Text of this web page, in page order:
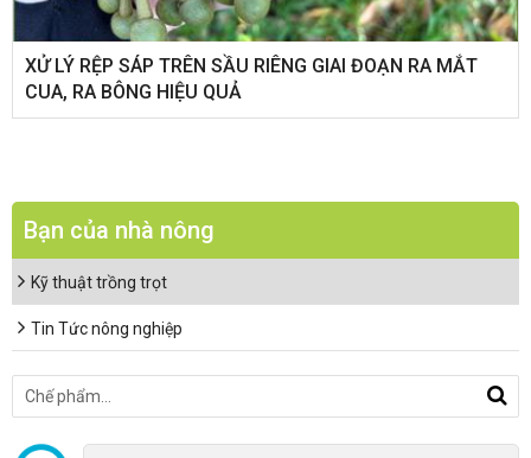
XỬ LÝ RỆP SÁP TRÊN SẦU RIÊNG GIAI ĐOẠN RA MẮT
CUA, RA BÔNG HIỆU QUẢ
Bạn của nhà nông
Kỹ thuật trồng trọt
Tin Tức nông nghiệp